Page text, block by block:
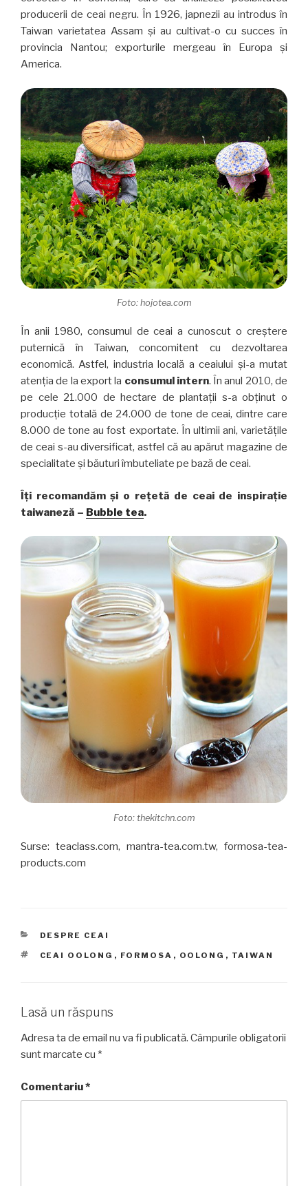
producerii de ceai negru. În 1926, japnezii au introdus în
Taiwan varietatea Assam și au cultivat-o cu succes în
provincia Nantou; exporturile mergeau în Europa și
America.
Foto: hojotea.com
În anii 1980, consumul de ceai a cunoscut o creștere
puternică în Taiwan, concomitent cu dezvoltarea
economică. Astfel, industria locală a ceaiului și-a mutat
atenția de la export la consumul intern. În anul 2010, de
pe cele 21.000 de hectare de plantații s-a obținut o
producție totală de 24.000 de tone de ceai, dintre care
8.000 de tone au fost exportate. În ultimii ani, varietățile
de ceai s-au diversificat, astfel că au apărut magazine de
specialitate și băuturi îmbuteliate pe bază de ceai.
Îți recomandăm și o rețetă de ceai de inspirație
taiwaneză – Bubble tea.
Foto: thekitchn.com
Surse: teaclass.com, mantra-tea.com.tw, formosa-tea-
products.com
CATEGORII
DESPRE CEAI
ETICHETE
CEAI OOLONG , FORMOSA , OOLONG , TAIWAN
Lasă un răspuns
Adresa ta de email nu va fi publicată. Câmpurile obligatorii
sunt marcate cu *
Comentariu*